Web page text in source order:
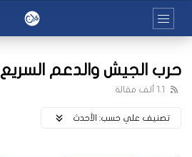
حرب الجيش والدعم السريع
1.1 ألف مقالة
تصنيف علي حسب: اﻷحدث